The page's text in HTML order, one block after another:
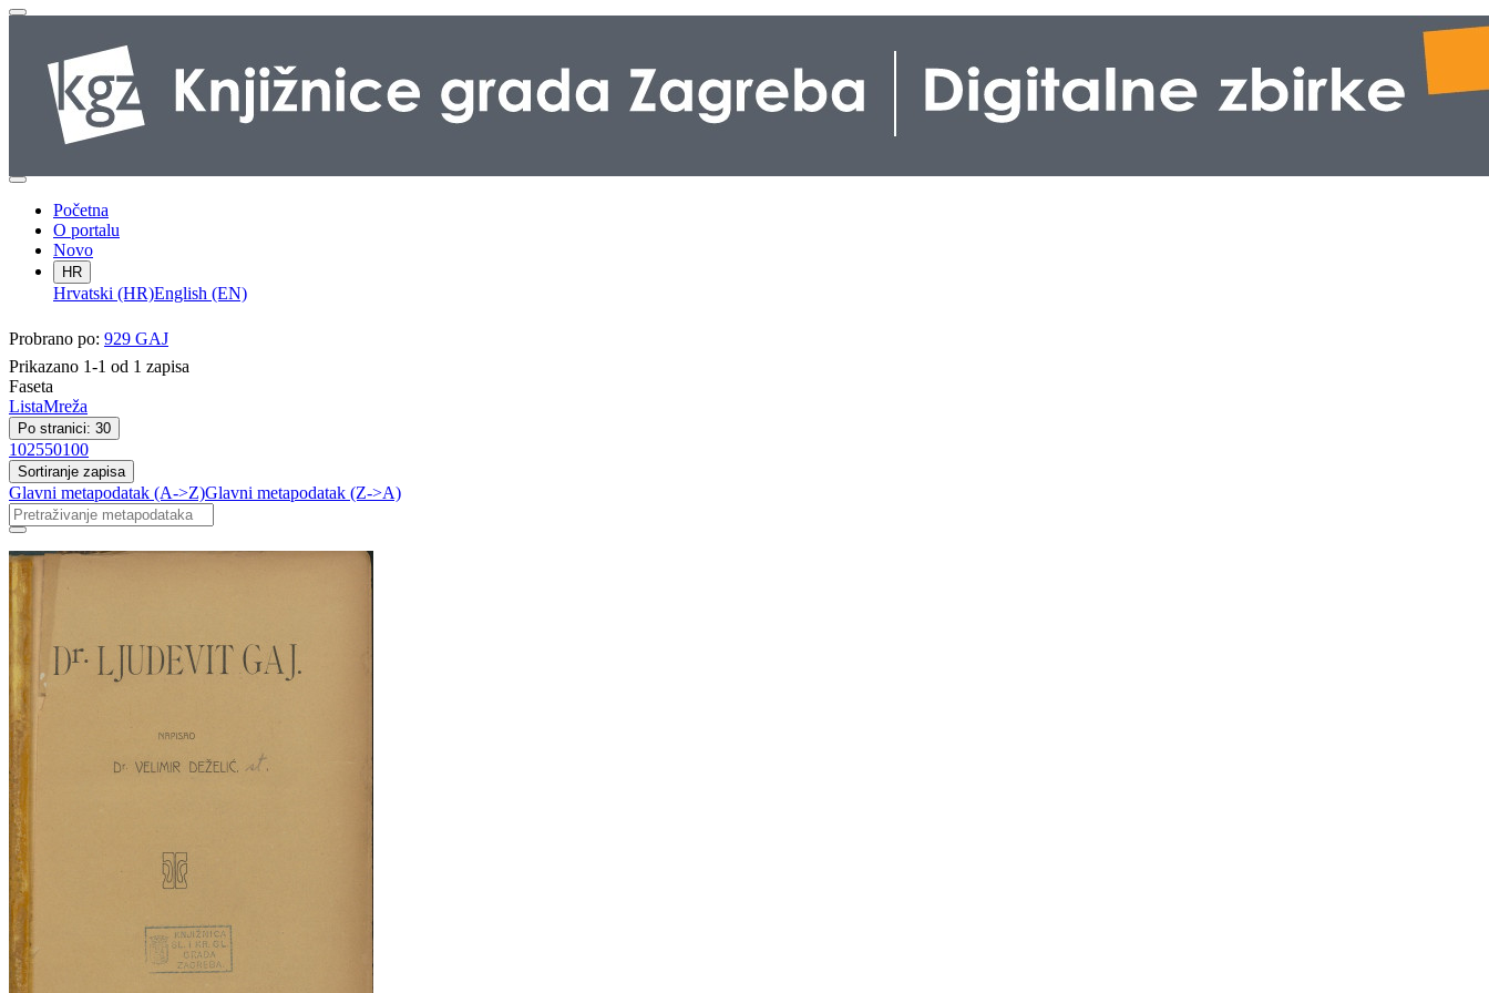
Početna
O portalu
Novo
HR
Hrvatski (HR)English (EN)
Probrano po: 929 GAJ
Prikazano 1-1 od 1 zapisa
Faseta
ListaMreža
Po stranici: 30
102550100
Sortiranje zapisa
Glavni metapodatak (A->Z)Glavni metapodatak (Z->A)